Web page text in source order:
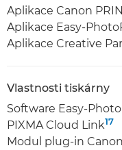
Aplikace Canon
Aplikace Easy-
Aplikace Creative
Vlastnosti tiskárny
Software Easy-
PIXMA Cloud Link17
Modul plug-in